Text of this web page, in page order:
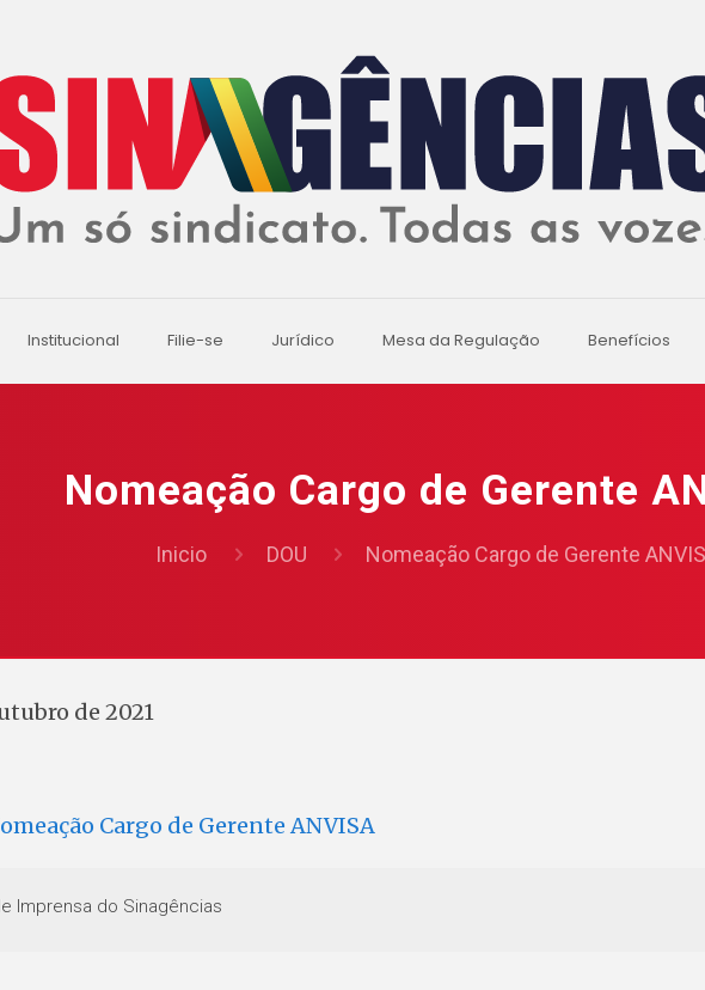
Institucional Filie-se Jurídico Mesa da Regulação Benefícios
Nomeação Cargo de Gerente
Inicio DOU Nomeação Cargo de Gerente
de 2021
Cargo de Gerente ANVISA
Imprensa do Sinagências